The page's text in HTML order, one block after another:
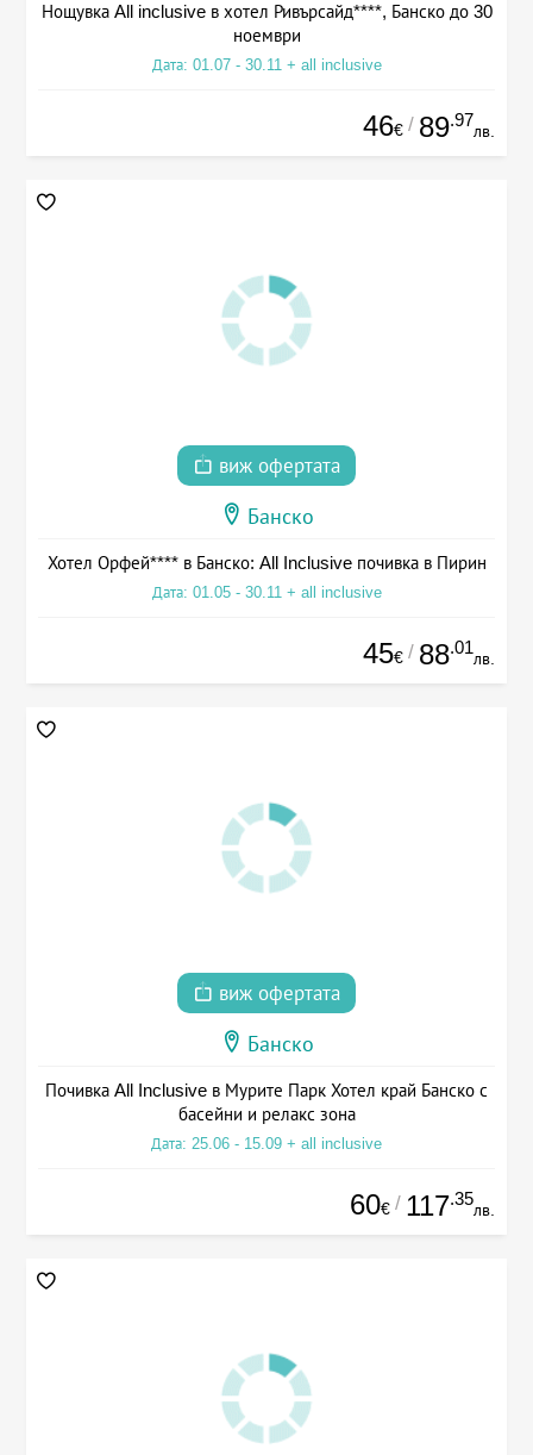
Нощувка All inclusive в хотел Ривърсайд****, Банско до 30
ноември
Дата: 01.07 - 30.11 + all inclusive
46€ / 89.97
лв.
виж офертата
Банско
Хотел Орфей**** в Банско: All Inclusive почивка в Пирин
Дата: 01.05 - 30.11 + all inclusive
45€ / 88.01
лв.
виж офертата
Банско
Почивка All Inclusive в Мурите Парк Хотел край Банско с
басейни и релакс зона
Дата: 25.06 - 15.09 + all inclusive
60€ / 117.35
лв.